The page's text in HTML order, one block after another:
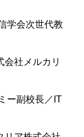
学会次世代教
会社メルカリ
ー副校長／IT